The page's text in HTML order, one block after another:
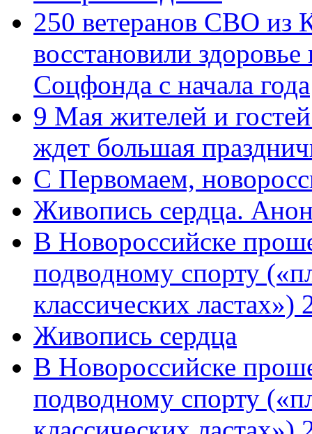
250 ветеранов СВО из
восстановили
Соцфонда с начала года
9 Мая жителей и
ждет большая
C Первомаем,
Живопись сердца.
В Новороссийске
подводному спорту
классических
Живопись сердца
В Новороссийске
подводному спорту